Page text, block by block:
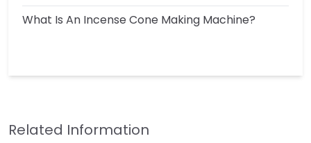
What Is An Incense Cone Making Machine?